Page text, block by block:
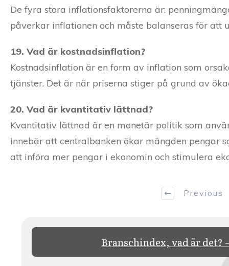
De fyra stora inflationsfaktorerna är:
påverkar inflationen och måste balanseras för att
19. Vad är kostnadsinflation?
Kostnadsinflation är en form av inflation som
tjänster. Det är när priserna stiger på grund av
20. Vad är kvantitativ lättnad?
Kvantitativ lättnad är en monetär politik som
innebär att centralbanken ökar mängden pengar
att införa mer pengar i ekonomin och stimulera
Previous
Branschindex, vad är